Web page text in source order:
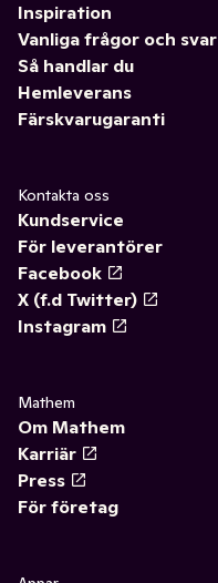
Inspiration
Vanliga frågor och svar
Så handlar du
Hemleverans
Färskvarugaranti
Kontakta oss
Kundservice
För leverantörer
Facebook
X (f.d Twitter)
Instagram
Mathem
Om Mathem
Karriär
Press
För företag